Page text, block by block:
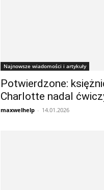
Najnowsze wiadomości i artykuły
Potwierdzone:
Charlotte nadal
maxwelhelp - 14.01.2026